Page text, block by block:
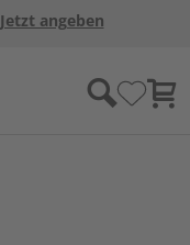
Jetzt angeben